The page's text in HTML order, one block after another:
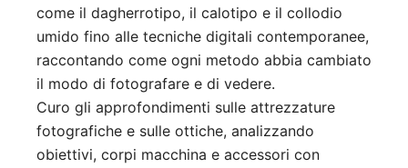
come il dagherrotipo, il calotipo e il collodio
umido fino alle tecniche digitali contemporanee,
raccontando come ogni metodo abbia cambiato
il modo di fotografare e di vedere.
Curo gli approfondimenti sulle attrezzature
fotografiche e sulle ottiche, analizzando
obiettivi, corpi macchina e accessori con